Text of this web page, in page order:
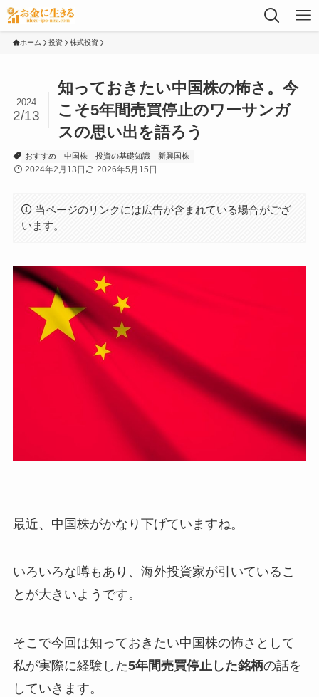
ホーム 投資 株式投資
知っておきたい中国株の怖さ。今
こそ5年間売買停止のワーサンガ
スの思い出を語ろう
2024
2/13
おすすめ 中国株 投資の基礎知識 新興国株
2024年2月13日 2026年5月15日
当ページのリンクには広告が含まれている場合がござ
います。
最近、中国株がかなり下げていますね。
いろいろな噂もあり、海外投資家が引いているこ
とが大きいようです。
そこで今回は知っておきたい中国株の怖さとして
私が実際に経験した5年間売買停止した銘柄の話を
していきます。